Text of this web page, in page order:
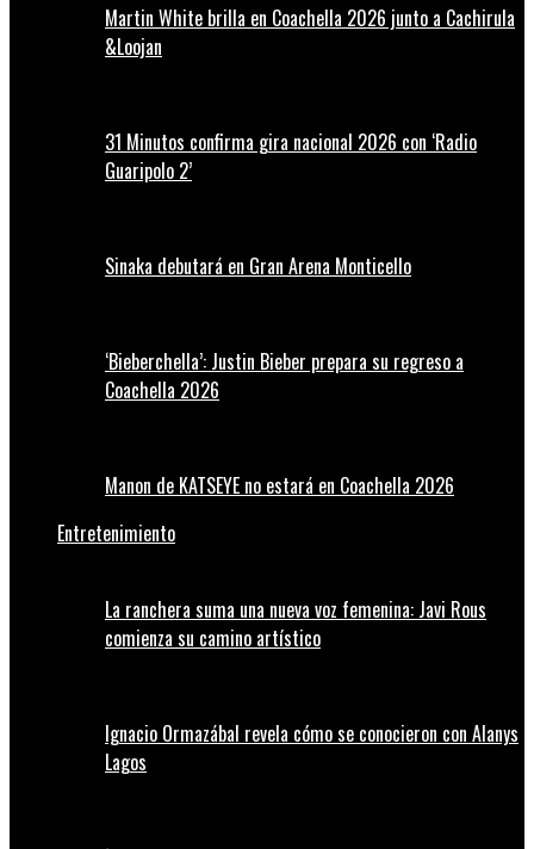
Martin White brilla en Coachella 2026 junto a Cachirula
&Loojan
31 Minutos confirma gira nacional 2026 con ‘Radio
Guaripolo 2’
Sinaka debutará en Gran Arena Monticello
‘Bieberchella’: Justin Bieber prepara su regreso a
Coachella 2026
Manon de KATSEYE no estará en Coachella 2026
Entretenimiento
La ranchera suma una nueva voz femenina: Javi Rous
comienza su camino artístico
Ignacio Ormazábal revela cómo se conocieron con Alanys
Lagos